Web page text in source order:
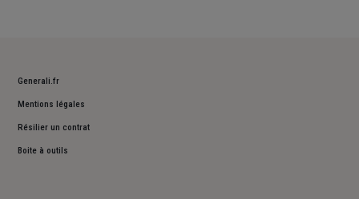
Generali.fr
Mentions légales
Résilier un contrat
Boite à outils